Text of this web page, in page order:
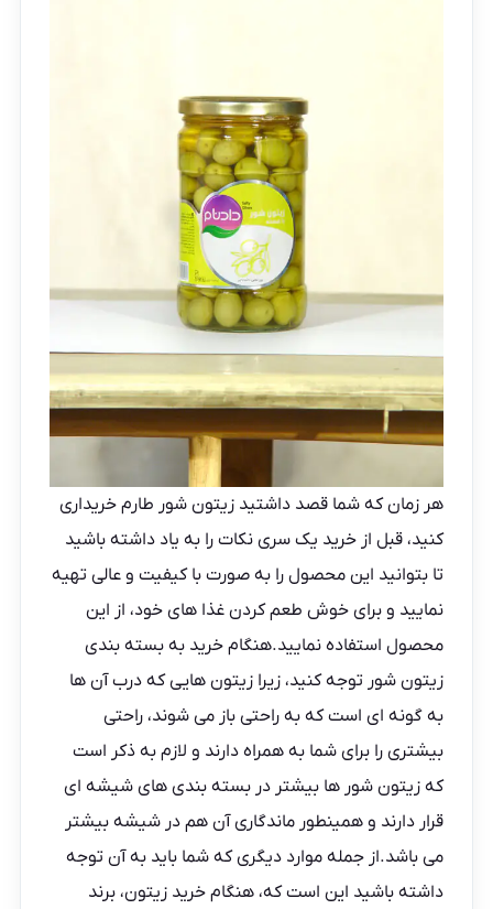
هر زمان که شما قصد داشتید زیتون شور طارم خریداری
کنید، قبل از خرید یک سری نکات را به یاد داشته باشید
تا بتوانید این محصول را به صورت با کیفیت و عالی تهیه
نمایید و برای خوش طعم کردن غذا های خود، از این
محصول استفاده نمایید.هنگام خرید به بسته بندی
زیتون شور توجه کنید، زیرا زیتون هایی که درب آن ها
به گونه ای است که به راحتی باز می شوند، راحتی
بیشتری را برای شما به همراه دارند و لازم به ذکر است
که زیتون شور ها بیشتر در بسته بندی های شیشه ای
قرار دارند و همینطور ماندگاری آن هم در شیشه بیشتر
می باشد.از جمله موارد دیگری که شما باید به آن توجه
داشته باشید این است که، هنگام خرید زیتون، برند